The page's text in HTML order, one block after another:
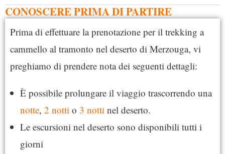
CONOSCERE PRIMA DI PARTIRE
Prima di effettuare la prenotazione per il trekking a
cammello al tramonto nel deserto di Merzouga, vi
preghiamo di prendere nota dei seguenti dettagli:
È possibile prolungare il viaggio trascorrendo una
notte, 2 notti o 3 notti nel deserto.
Le escursioni nel deserto sono disponibili tutti i
giorni